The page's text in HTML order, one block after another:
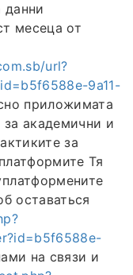
данни
месеца от
url?
9a11-
приложимата
за академични и
за
Тя
оставаться
на связи и